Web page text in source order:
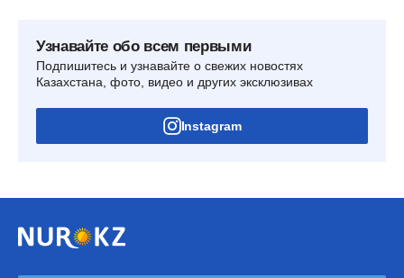
Узнавайте обо всем первыми
Подпишитесь и узнавайте о свежих новостях
Казахстана, фото, видео и других эксклюзивах
Instagram